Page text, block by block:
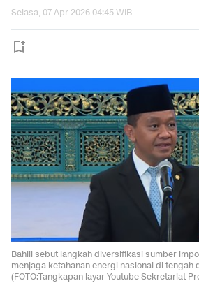
Selasa, 07 Apr 2026 04:45 WIB
Bahlil sebut langkah diversifikasi sumber
menjaga ketahanan energi nasional di tengah
(FOTO:Tangkapan layar Youtube Sekretariat